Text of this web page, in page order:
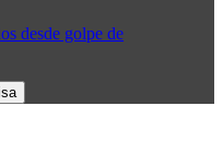
desde golpe de